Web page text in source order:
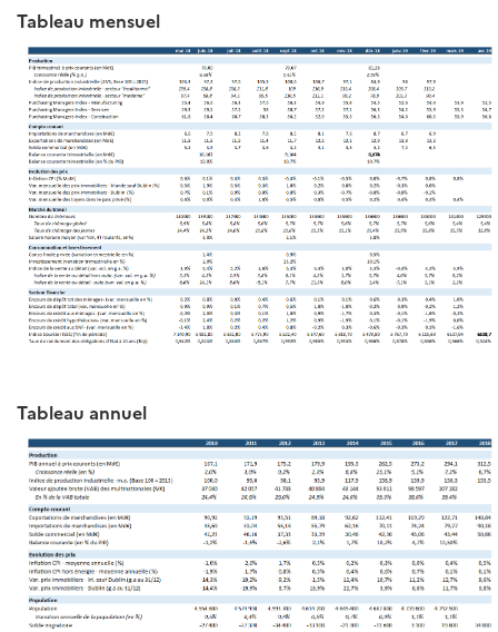
Tableau mensuel
Tableau annuel